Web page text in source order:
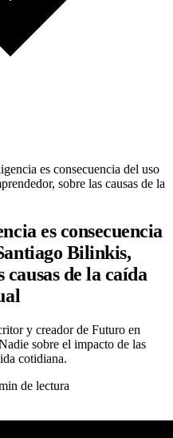
es consecuencia del uso
sobre las causas de la
es consecuencia
Bilinkis,
de la caída
y creador de Futuro en
sobre el impacto de las
cotidiana.
de lectura